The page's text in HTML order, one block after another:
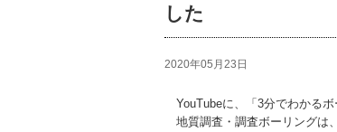
した
2020年05月23日
YouTubeに、「3分でわかるボ
地質調査・調査ボーリングは